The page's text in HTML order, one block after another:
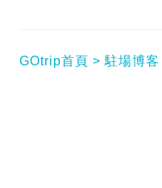
GOtrip首頁 駐場博客